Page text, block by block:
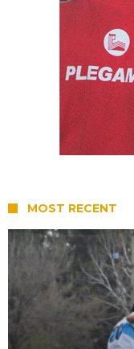
MOST RECENT